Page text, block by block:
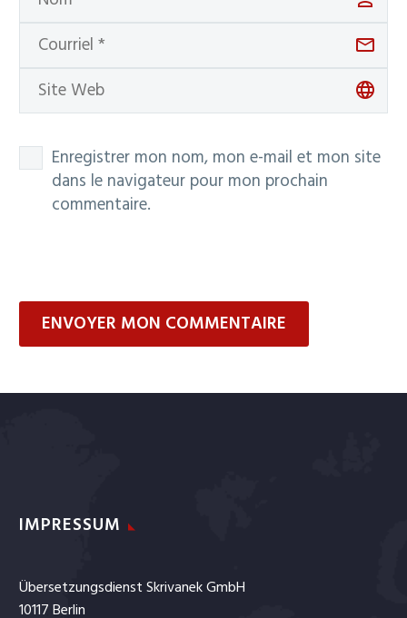
Enregistrer mon nom, mon e-mail et mon site
dans le navigateur pour mon prochain
commentaire.
ENVOYER MON COMMENTAIRE
IMPRESSUM
Übersetzungsdienst Skrivanek GmbH
10117 Berlin